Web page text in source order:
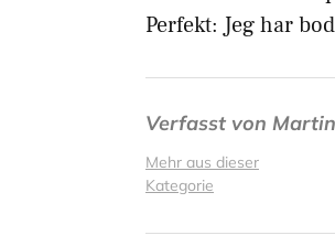
Perfekt: Jeg har
Verfasst von
Mehr aus dieser
Kategorie